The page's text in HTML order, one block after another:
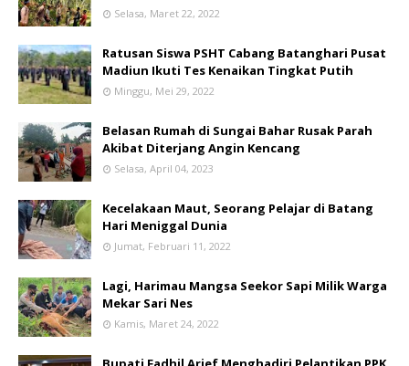
Selasa, Maret 22, 2022
Ratusan Siswa PSHT Cabang Batanghari Pusat
Madiun Ikuti Tes Kenaikan Tingkat Putih
Minggu, Mei 29, 2022
Belasan Rumah di Sungai Bahar Rusak Parah
Akibat Diterjang Angin Kencang
Selasa, April 04, 2023
Kecelakaan Maut, Seorang Pelajar di Batang
Hari Meniggal Dunia
Jumat, Februari 11, 2022
Lagi, Harimau Mangsa Seekor Sapi Milik Warga
Mekar Sari Nes
Kamis, Maret 24, 2022